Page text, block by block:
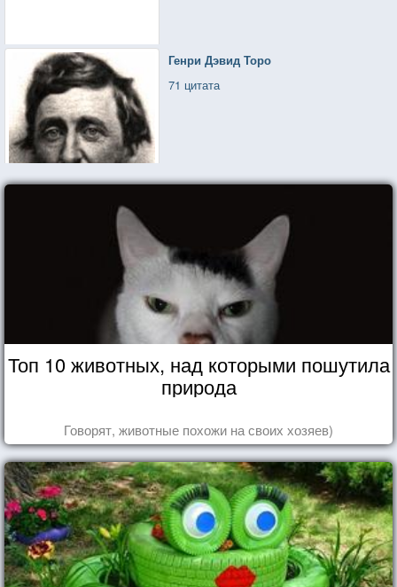
Генри Дэвид Торо
71 цитата
Топ 10 животных, над которыми пошутила
природа
Говорят, животные похожи на своих хозяев)